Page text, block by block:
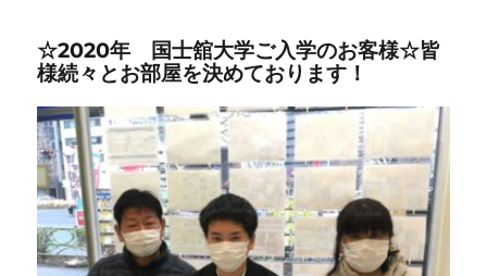
リ
ー
☆2020年 国士舘大学ご入学のお客様☆皆
様続々とお部屋を決めております！